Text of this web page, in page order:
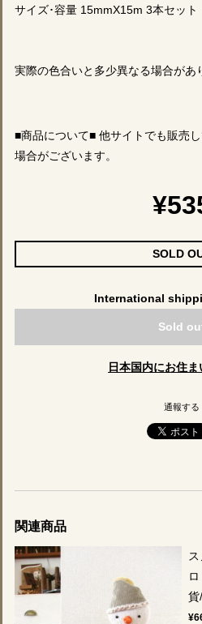
サイズ･容量 15mmX15m 3本セット
実際の色合いと多少異なる場合があ
■商品について■ 他サイトでも販売
場合がございます。
SOLD
International
Sold
日本国内にお住
通報する
関連商品
貨